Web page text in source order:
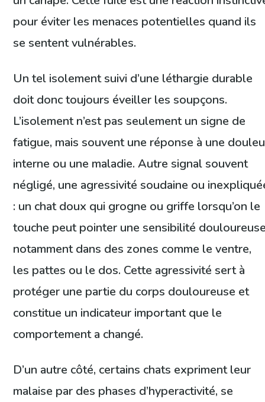
pour éviter les menaces potentielles quand ils
se sentent vulnérables.
Un tel isolement suivi d’une léthargie durable
doit donc toujours éveiller les soupçons.
L’isolement n’est pas seulement un signe de
fatigue, mais souvent une réponse à une
interne ou une maladie. Autre signal souvent
négligé, une agressivité soudaine ou
: un chat doux qui grogne ou griffe lorsqu’on le
touche peut pointer une sensibilité
notamment dans des zones comme le ventre,
les pattes ou le dos. Cette agressivité sert à
protéger une partie du corps douloureuse et
constitue un indicateur important que le
comportement a changé.
D’un autre côté, certains chats expriment leur
malaise par des phases d’hyperactivité, se